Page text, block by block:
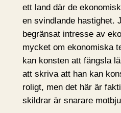
ett land där de
en svindlande hastighet.
begränsat intresse av
mycket om ekonomiska
kan konsten att fängsla
att skriva att han kan
roligt, men det här är
skildrar är snarare